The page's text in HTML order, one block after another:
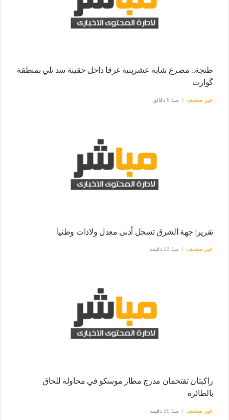
طنجة.. مصرع شابة عشرينية غرقا داخل حقينة سد تلي بمنطقة
گوارت
غير مصنف منذ 6 دقائق
تقرير: جهة الشرق تسجل أدنى معدل ولادات وطنيا
غير مصنف منذ 22 دقيقة
راكبتان تقتحمان مدرج مطار موسكو في محاولة للحاق
بالطائرة
غير مصنف منذ 30 دقيقة